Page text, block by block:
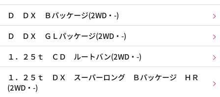
Ｄ ＤＸ Ｂパッケージ(2WD・-)
Ｄ ＤＸ ＧＬパッケージ(2WD・-)
１．２５ｔ ＣＤ ルートバン(2WD・-)
１．２５ｔ ＤＸ スーパーロング Ｂパッケージ ＨＲ
(2WD・-)